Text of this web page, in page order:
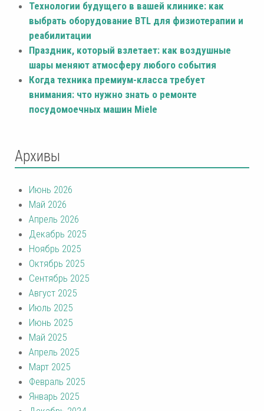
Технологии будущего в вашей клинике: как
выбрать оборудование BTL для физиотерапии и
реабилитации
Праздник, который взлетает: как воздушные
шары меняют атмосферу любого события
Когда техника премиум-класса требует
внимания: что нужно знать о ремонте
посудомоечных машин Miele
Архивы
Июнь 2026
Май 2026
Апрель 2026
Декабрь 2025
Ноябрь 2025
Октябрь 2025
Сентябрь 2025
Август 2025
Июль 2025
Июнь 2025
Май 2025
Апрель 2025
Март 2025
Февраль 2025
Январь 2025